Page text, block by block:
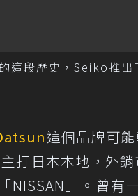
這段歷史，Seiko推
這個品牌可
打日本本地，外
NISSAN」。曾有